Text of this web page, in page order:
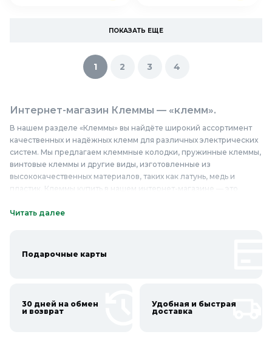
ПОКАЗАТЬ ЕЩЕ
1 2 3 4
Интернет-магазин Клеммы — «клемм».
В нашем разделе «Клеммы» вы найдёте широкий ассортимент
качественных и надёжных клемм для различных электрических
систем. Мы предлагаем клеммные колодки, пружинные клеммы,
винтовые клеммы и другие виды, изготовленные из
высококачественных материалов, таких как латунь, медь и
пластик. Клеммы купить в нашем интернет-магазине — это
клеммы отличаются простотой монтажа и высокой
цена в нашем магазине приятно удивит вас, ведь мы предлагаем
надёжные и долговечные электрические соединения. Купить
Читать далее
Подарочные карты
30 дней на обмен
и возврат
Удобная и быстрая
доставка